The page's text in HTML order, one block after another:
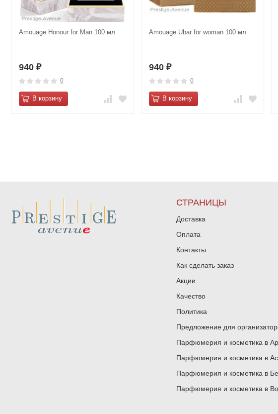
Amouage Honour for Man 100 мл
940 ₽
0
В корзину
Amouage Ubar for woman 100 мл
940 ₽
0
В корзину
СТРАНИЦЫ
Доставка
Оплата
Контакты
Как сделать заказ
Акции
Качество
Политика
Предложение для
Парфюмерия и косметика в
Парфюмерия и косметика в
Парфюмерия и косметика в
Парфюмерия и косметика в